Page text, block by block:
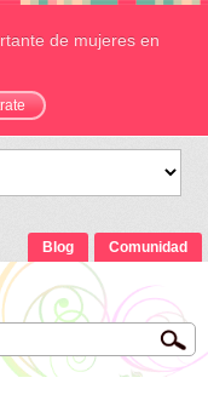
de mujeres en
Blog Comunidad